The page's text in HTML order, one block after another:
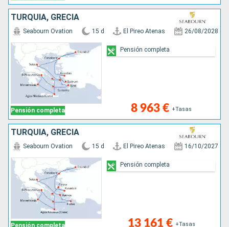
TURQUÍA, GRECIA
Pensión completa
Seabourn Ovation 15 d El Pireo Atenas 26/08/2028
8 963 € +Tasas
Pensión completa
TURQUÍA, GRECIA
Seabourn Ovation 15 d El Pireo Atenas 16/10/2027
13 161 € +Tasas
Pensión completa